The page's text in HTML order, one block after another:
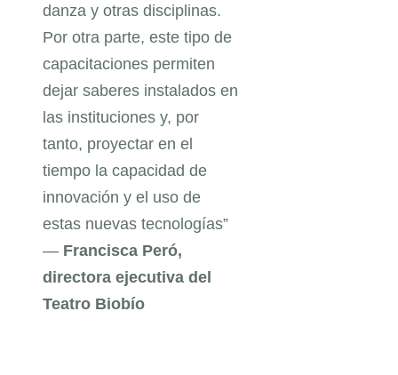
danza y otras disciplinas.
Por otra parte, este tipo de
capacitaciones permiten
dejar saberes instalados en
las instituciones y, por
tanto, proyectar en el
tiempo la capacidad de
innovación y el uso de
estas nuevas tecnologías”
— Francisca Peró,
directora ejecutiva del
Teatro Biobío